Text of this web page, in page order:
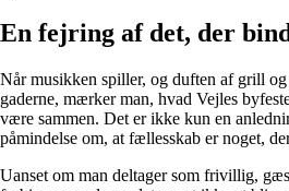
En fejring af det, der
Når musikken spiller, og duften af grill
gaderne, mærker man, hvad Vejles
være sammen. Det er ikke kun en
påmindelse om, at fællesskab er noget,
Uanset om man deltager som frivillig,